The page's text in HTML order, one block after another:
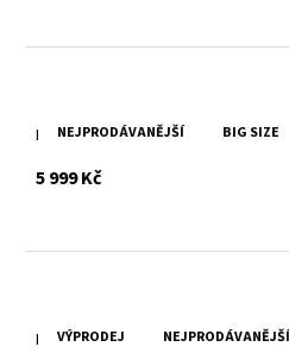
NEJPRODÁVANĚJŠÍ BIG SIZE
Pánská hnědá kožená bunda
5 999 Kčs DPH
VÝPRODEJ
Pánská tmavě hnědá kožená pilotka